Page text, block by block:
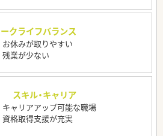
クライフバランス
お休みが取りやすい
残業が少ない
スキル・キャリア
キャリアアップ可能な職場
資格取得支援が充実